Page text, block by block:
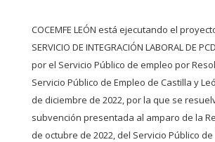
COCEMFE LEÓN está ejecutando el proyecto
SERVICIO DE INTEGRACIÓN LABORAL DE
por el Servicio Público de empleo por
Servicio Público de Empleo de Castilla y
de diciembre de 2022, por la que se
subvención presentada al amparo de la
de octubre de 2022, del Servicio Público